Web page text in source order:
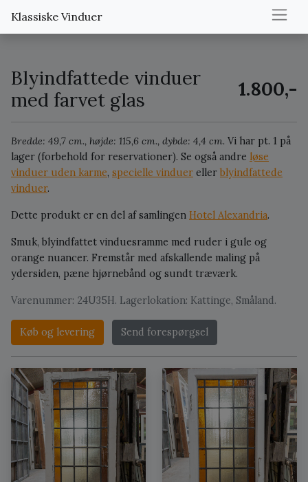
Klassiske Vinduer
Blyindfattede vinduer
med farvet glas
1.800,-
Bredde: 49,7 cm., højde: 115,6 cm., dybde: 4,4 cm. Vi har pt. 1 på
lager (forbehold for reservationer). Se også andre løse
vinduer uden karme, specielle vinduer eller blyindfattede
vinduer.
Dette produkt er en del af samlingen Hotel Alexandria.
Smuk, blyindfattet vinduesramme med ruder i gule og
orange nuancer. Fremstår med afskallende maling på
ydersiden, pæne hjørnebånd og sundt træværk.
Varenummer: 24U35H. Lagerlokation: Kattinge, Småland.
Køb og levering Send forespørgsel